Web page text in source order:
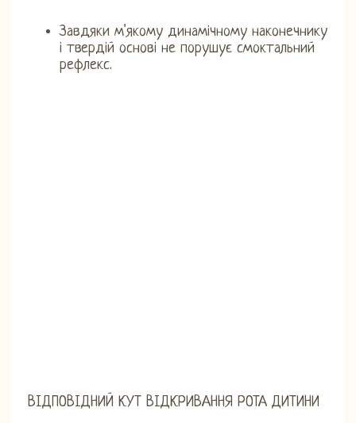
Завдяки м'якому динамічному наконечнику
і твердій основі не порушує смоктальний
рефлекс.
ВІДПОВІДНИЙ КУТ ВІДКРИВАННЯ РОТА ДИТИНИ